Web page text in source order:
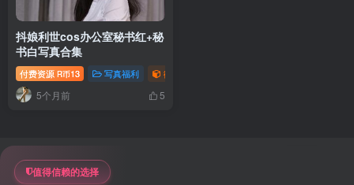
抖娘利世cos办公室秘书红+秘
书白写真合集
付费资源 R币13 写真福利 御姐写真照片专题
5个月前 5
值得信赖的选择